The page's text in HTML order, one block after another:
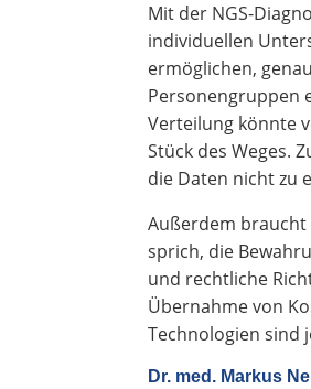
Mit der NGS-
individuellen
ermöglichen,
Personengruppen
Verteilung könnte
Stück des Weges.
die Daten nicht zu
Außerdem braucht
sprich, die
und rechtliche
Übernahme von
Technologien sind
Dr. med. Markus